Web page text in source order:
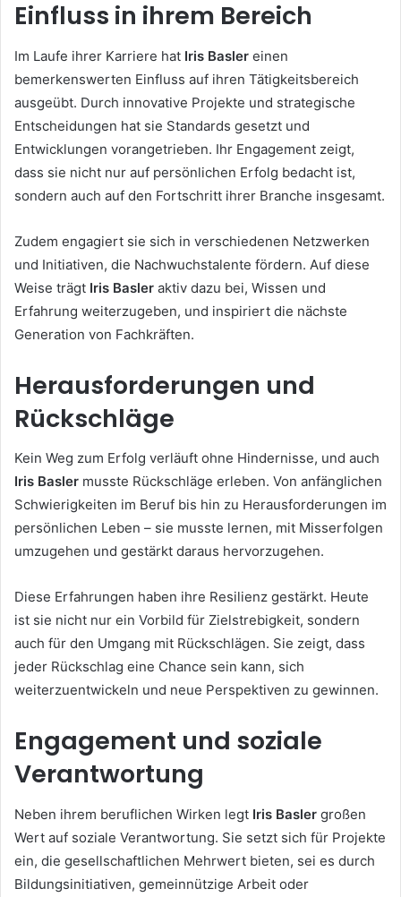
Einfluss in ihrem Bereich
Im Laufe ihrer Karriere hat Iris Basler einen
bemerkenswerten Einfluss auf ihren Tätigkeitsbereich
ausgeübt. Durch innovative Projekte und strategische
Entscheidungen hat sie Standards gesetzt und
Entwicklungen vorangetrieben. Ihr Engagement zeigt,
dass sie nicht nur auf persönlichen Erfolg bedacht ist,
sondern auch auf den Fortschritt ihrer Branche insgesamt.
Zudem engagiert sie sich in verschiedenen Netzwerken
und Initiativen, die Nachwuchstalente fördern. Auf diese
Weise trägt Iris Basler aktiv dazu bei, Wissen und
Erfahrung weiterzugeben, und inspiriert die nächste
Generation von Fachkräften.
Herausforderungen und
Rückschläge
Kein Weg zum Erfolg verläuft ohne Hindernisse, und auch
Iris Basler musste Rückschläge erleben. Von anfänglichen
Schwierigkeiten im Beruf bis hin zu Herausforderungen im
persönlichen Leben – sie musste lernen, mit Misserfolgen
umzugehen und gestärkt daraus hervorzugehen.
Diese Erfahrungen haben ihre Resilienz gestärkt. Heute
ist sie nicht nur ein Vorbild für Zielstrebigkeit, sondern
auch für den Umgang mit Rückschlägen. Sie zeigt, dass
jeder Rückschlag eine Chance sein kann, sich
weiterzuentwickeln und neue Perspektiven zu gewinnen.
Engagement und soziale
Verantwortung
Neben ihrem beruflichen Wirken legt Iris Basler großen
Wert auf soziale Verantwortung. Sie setzt sich für Projekte
ein, die gesellschaftlichen Mehrwert bieten, sei es durch
Bildungsinitiativen, gemeinnützige Arbeit oder